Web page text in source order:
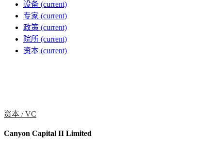
设备 (current)
专家 (current)
政策 (current)
院所 (current)
资本 (current)
资本 /VC
Canyon Capital II Limited